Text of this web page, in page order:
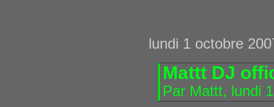
lundi 1 octobre
Mattt DJ
Par Mattt, lundi